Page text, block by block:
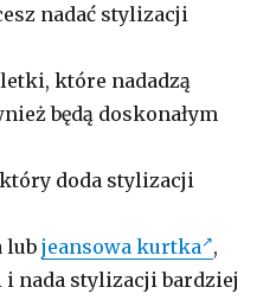
nadać stylizacji
które nadadzą
będą doskonałym
doda stylizacji
lubjeansowa kurtka ,
nada stylizacji bardziej